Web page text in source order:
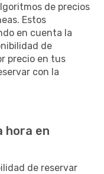
de precios
Estos
en cuenta la
de
precio en tus
con la
hora en
de reservar